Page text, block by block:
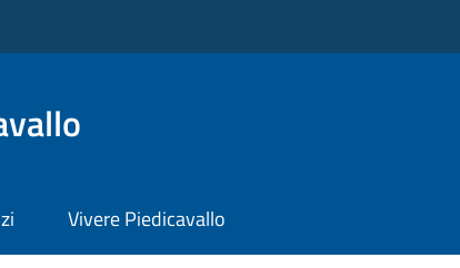
Vivere Piedicavallo